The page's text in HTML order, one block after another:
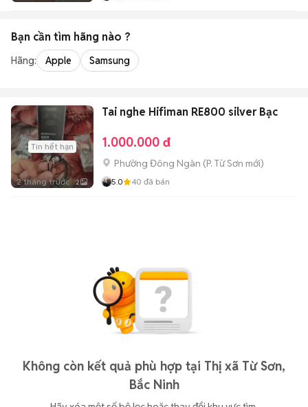
Bạn cần tìm hãng nào ?
Hãng: Apple Samsung
Tin hết hạn
2 tháng trước 2
Tai nghe Hifiman RE800 silver Bạc
1.000.000 đ
Phường Đông Ngàn (P. Từ Sơn mới)
5.0 40 đã bán
Không còn kết quả phù hợp tại Thị xã Từ Sơn,
Bắc Ninh